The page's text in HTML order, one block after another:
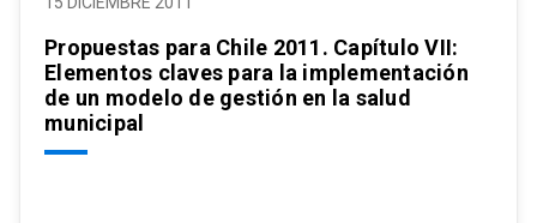
Propuestas para Chile 2011. Capítulo VII:
Elementos claves para la implementación
de un modelo de gestión en la salud
municipal